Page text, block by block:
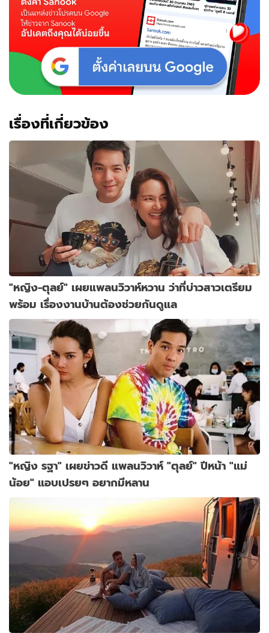
เรื่องที่เกี่ยวข้อง
"หญิง-ตุลย์" เผยแพลนวิวาห์หวาน ว่าที่บ่าวสาวเตรียม
พร้อม เรื่องงานบ้านต้องช่วยกันดูแล
"หญิง รฐา" เผยข่าวดี แพลนวิวาห์ "ตุลย์" ปีหน้า "แม่
น้อย" แอบเปรยๆ อยากมีหลาน